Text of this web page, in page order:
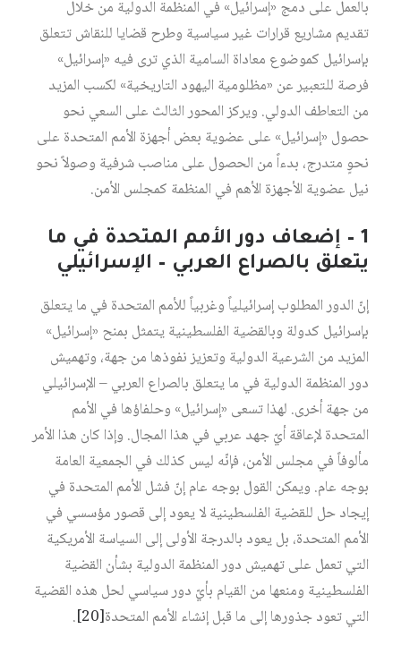
بالعمل على دمج «إسرائيل» في المنظمة الدولية من خلال
تقديم مشاريع قرارات غير سياسية وطرح قضايا للنقاش تتعلق
بإسرائيل كموضوع معاداة السامية الذي ترى فيه «إسرائيل»
فرصة للتعبير عن «مظلومية اليهود التاريخية» لكسب المزيد
من التعاطف الدولي. ويركز المحور الثالث على السعي نحو
حصول «إسرائيل» على عضوية بعض أجهزة الأمم المتحدة على
نحوٍ متدرج، بدءاً من الحصول على مناصب شرفية وصولاً نحو
نيل عضوية الأجهزة الأهم في المنظمة كمجلس الأمن.
1 – إضعاف دور الأمم المتحدة في ما
يتعلق بالصراع العربي – الإسرائيلي
إنّ الدور المطلوب إسرائيلياً وغربياً للأمم المتحدة في ما يتعلق
بإسرائيل كدولة وبالقضية الفلسطينية يتمثل بمنح «إسرائيل»
المزيد من الشرعية الدولية وتعزيز نفوذها من جهة، وتهميش
دور المنظمة الدولية في ما يتعلق بالصراع العربي – الإسرائيلي
من جهة أخرى. لهذا تسعى «إسرائيل» وحلفاؤها في الأمم
المتحدة لإعاقة أيّ جهد عربي في هذا المجال. وإذا كان هذا الأمر
مألوفاً في مجلس الأمن، فإنّه ليس كذلك في الجمعية العامة
بوجه عام. ويمكن القول بوجه عام إنّ فشل الأمم المتحدة في
إيجاد حل للقضية الفلسطينية لا يعود إلى قصور مؤسسي في
الأمم المتحدة، بل يعود بالدرجة الأولى إلى السياسة الأمريكية
التي تعمل على تهميش دور المنظمة الدولية بشأن القضية
الفلسطينية ومنعها من القيام بأيّ دور سياسي لحل هذه القضية
التي تعود جذورها إلى ما قبل إنشاء الأمم المتحدة[20]
.